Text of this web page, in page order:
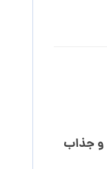
و جذاب‌